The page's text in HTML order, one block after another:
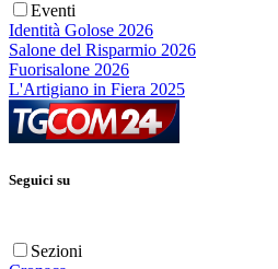
Eventi
Identità Golose 2026
Salone del Risparmio 2026
Fuorisalone 2026
L'Artigiano in Fiera 2025
Seguici su
Sezioni